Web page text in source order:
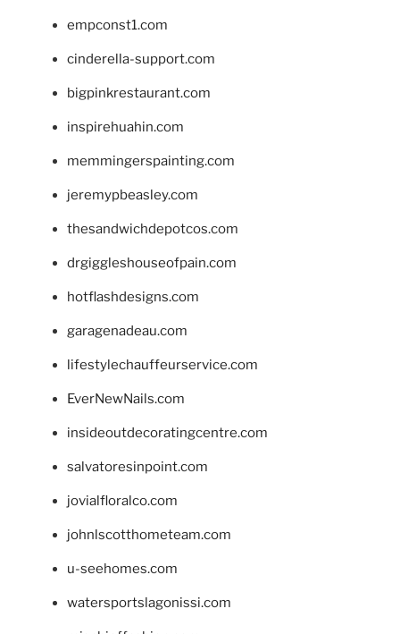
empconst1.com
cinderella-support.com
bigpinkrestaurant.com
inspirehuahin.com
memmingerspainting.com
jeremypbeasley.com
thesandwichdepotcos.com
drgiggleshouseofpain.com
hotflashdesigns.com
garagenadeau.com
lifestylechauffeurservice.com
EverNewNails.com
insideoutdecoratingcentre.com
salvatoresinpoint.com
jovialfloralco.com
johnlscotthometeam.com
u-seehomes.com
watersportslagonissi.com